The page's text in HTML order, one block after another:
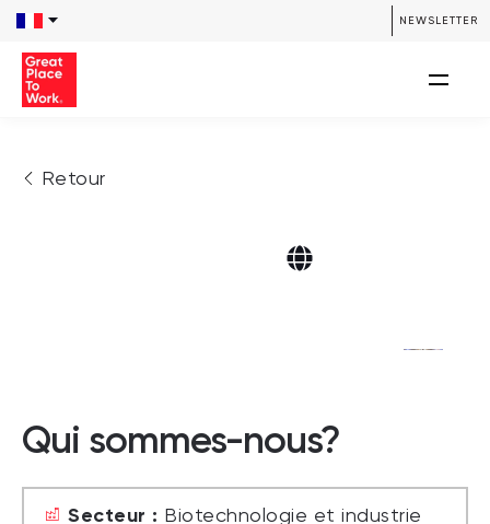
NEWSLETTER
Retour
Qui sommes-nous?
Secteur : Biotechnologie et industrie